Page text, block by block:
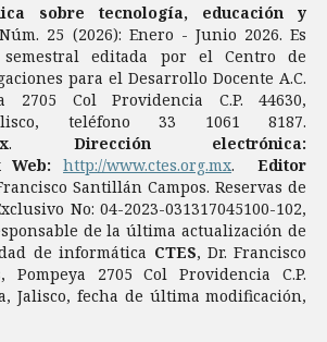
sobre tecnología, educación y
25 (2026): Enero - Junio 2026. Es
editada por el Centro de
para el Desarrollo Docente A.C.
2705 Col Providencia C.P. 44630,
teléfono 33 1061 8187.
. Dirección electrónica:
Web: http://www.ctes.org.mx. Editor
Santillán Campos. Reservas de
No: 04-2023-031317045100-102,
de la última actualización de
de informática CTES, Dr. Francisco
Pompeya 2705 Col Providencia C.P.
Jalisco, fecha de última modificación,